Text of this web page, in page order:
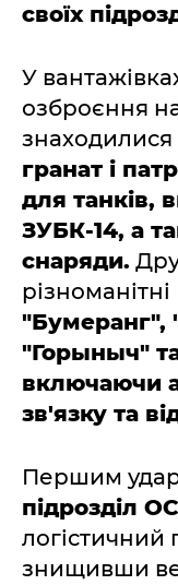
своїх
У
озброєння
знаходилися
гранат і
для танків,
ЗУБК-14, а
снаряди.
різноманітні
"Бумеранг",
"Горыныч"
включаючи
зв'язку та
Першим
підрозділ
логістичний
знищивши